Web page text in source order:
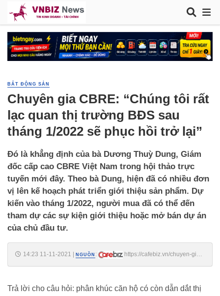
BẤT ĐỘNG SẢN
Chuyên gia CBRE: “Chúng tôi rất
lạc quan thị trường BĐS sau
tháng 1/2022 sẽ phục hồi trở lại”
Đó là khẳng định của bà Dương Thuỳ Dung, Giám
đốc cấp cao CBRE Việt Nam trong hội thảo trực
tuyến mới đây. Theo bà Dung, hiện đã có nhiều đơn
vị lên kế hoạch phát triển giới thiệu sản phẩm. Dự
kiến vào tháng 1/2022, người mua đã có thể đến
tham dự các sự kiện giới thiệu hoặc mở bán dự án
của chủ đầu tư.
14:23 11-11-2021 NGUỒN :
https://cafebiz.vn/chuyen-gia-
Trả lời cho câu hỏi: phân khúc căn hộ có còn dẫn dắt thị